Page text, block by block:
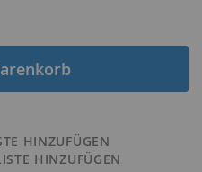
HINZUFÜGEN
HINZUFÜGEN